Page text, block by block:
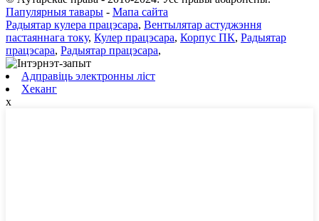
Папулярныя тавары - Мапа сайта
Радыятар кулера працэсара, Вентылятар астуджэння
пастаяннага току, Кулер працэсара, Корпус ПК, Радыятар
працэсара, Радыятар працэсара,
Адправіць электронны ліст
Хеканг
x